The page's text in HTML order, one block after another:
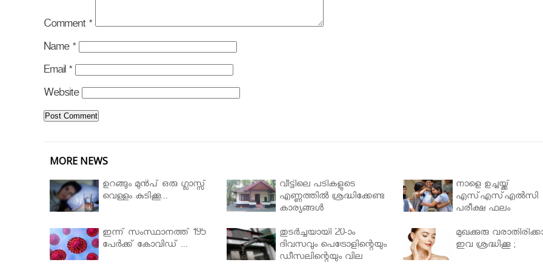
Comment *
Name *
Email *
Website
MORE NEWS
ഉറങ്ങും മുന്‍പ് ഒരു ഗ്ലാസ്സ്
വെള്ളം കുടിക്കൂ...
വീട്ടിലെ പടികളുടെ
എണ്ണത്തിൽ ശ്രദ്ധിക്കേണ്ട
കാര്യങ്ങൾ
നാളെ ഉച്ചയ്ക്ക്
എസ്എസ്എല്‍സി
പരീക്ഷ ഫലം
ഇന്ന് സംസ്ഥാനത്ത് 195
പേര്‍ക്ക് കോവിഡ് ...
തുടർച്ചയായി 20-ാം
ദിവസവും പെട്രോളിന്റെയും
ഡീസലിന്റെയും വില
മുഖക്കുരു
ഇവ ശ്രദ്ധിക്കൂ ;